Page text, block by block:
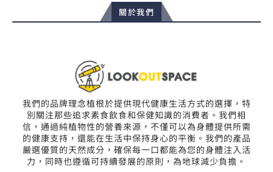
關於我們
我們的品牌理念植根於提供現代健康生活方式的選擇，特
別關注那些追求素食飲食和保健知識的消費者。我們相
信，通過純植物性的營養來源，不僅可以為身體提供所需
的健康支持，還能在生活中保持身心的平衡。我們的產品
嚴選優質的天然成分，確保每一口都能為您的身體注入活
力，同時也遵循可持續發展的原則，為地球減少負擔。